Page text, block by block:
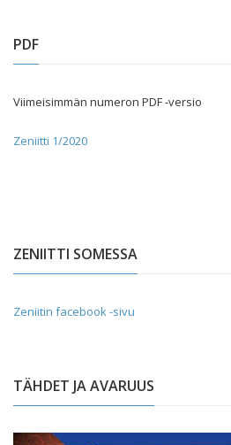
PDF
Viimeisimmän numeron PDF -versio
Zeniitti 1/2020
ZENIITTI SOMESSA
Zeniitin facebook -sivu
TÄHDET JA AVARUUS